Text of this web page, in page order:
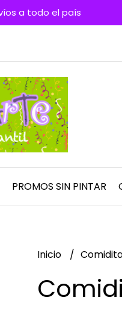
a todo el país
PROMOS SIN PINTAR
Inicio